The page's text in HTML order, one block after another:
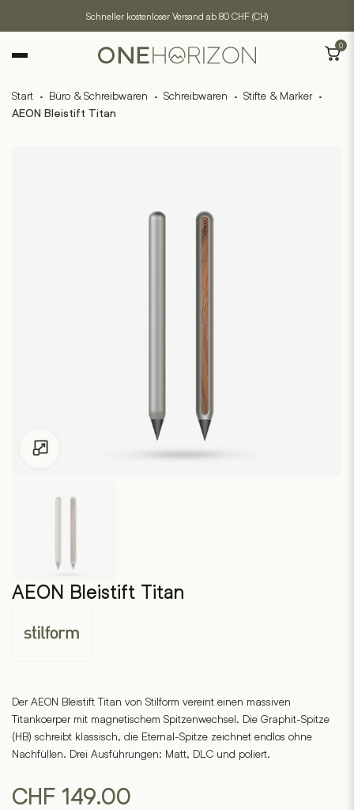
Schneller kostenloser Versand ab 80 CHF (CH)
0
Start · Büro & Schreibwaren · Schreibwaren · Stifte & Marker ·
AEON Bleistift Titan
AEON Bleistift Titan
Der AEON Bleistift Titan von Stilform vereint einen massiven
Titankoerper mit magnetischem Spitzenwechsel. Die Graphit-Spitze
(HB) schreibt klassisch, die Eternal-Spitze zeichnet endlos ohne
Nachfüllen. Drei Ausführungen: Matt, DLC und poliert.
CHF 149.00